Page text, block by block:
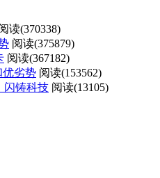
读(370338)
阅读(375879)
阅读(367182)
优劣势 阅读(153562)
闪铸科技 阅读(13105)